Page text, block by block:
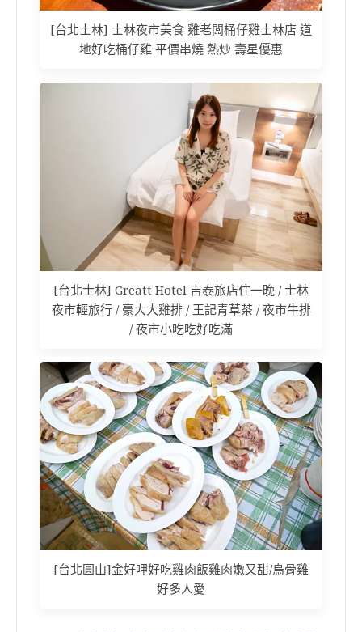
[台北士林] 士林夜市美食 雞老闆桶仔雞士林店 道
地好吃桶仔雞 平價串燒 熱炒 壽星優惠
[台北士林] Greatt Hotel 吉泰旅店住一晚 / 士林
夜市輕旅行 / 豪大大雞排 / 王記青草茶 / 夜市牛排
/ 夜市小吃吃好吃滿
[台北圓山]金好呷好吃雞肉飯雞肉嫩又甜/烏骨雞
好多人愛